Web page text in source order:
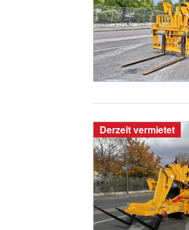
Derzeit vermietet